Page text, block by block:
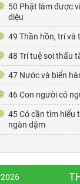
50 Phật làm được
diệu
49 Thần hồn, trí và
48 Trí tuệ soi thấu
47 Nước và biển
46 Con người có
45 Có cần tìm hiểu
ngàn dặm
2026